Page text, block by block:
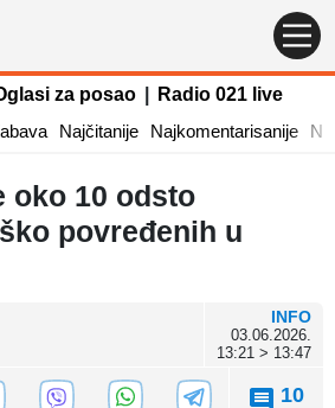
za posao
Radio 021 live
Najčitanije Najkomentarisanije
10 odsto
povređenih u
INFO
03.06.2026.
13:21 > 13:47
10